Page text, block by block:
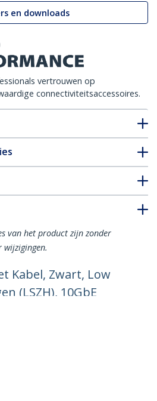
en downloads
vertrouwen op
connectiviteitsaccessoires.
van het product zijn zonder
Kabel, Zwart, Low
(LSZH), 10GbE